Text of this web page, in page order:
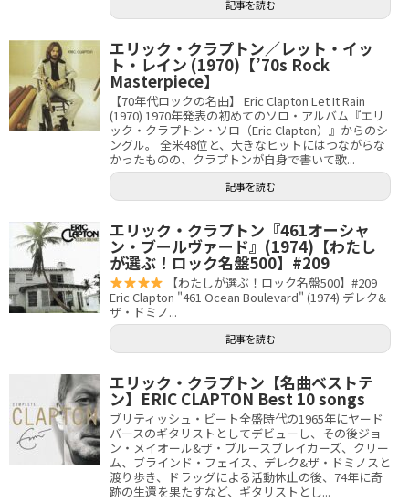
記事を読む
エリック・クラプトン／レット・イッ
ト・レイン (1970)【’70s Rock
Masterpiece】
【70年代ロックの名曲】 Eric Clapton Let It Rain
(1970) 1970年発表の初めてのソロ・アルバム『エリ
ック・クラプトン・ソロ（Eric Clapton）』からのシ
ングル。 全米48位と、大きなヒットにはつながらな
かったものの、クラプトンが自身で書いて歌...
記事を読む
エリック・クラプトン『461オーシャ
ン・ブールヴァード』(1974)【わたし
が選ぶ！ロック名盤500】#209
【わたしが選ぶ！ロック名盤500】#209
Eric Clapton "461 Ocean Boulevard" (1974) デレク&
ザ・ドミノ...
記事を読む
エリック・クラプトン【名曲ベストテ
ン】ERIC CLAPTON Best 10 songs
ブリティッシュ・ビート全盛時代の1965年にヤード
バースのギタリストとしてデビューし、その後ジョ
ン・メイオール&ザ・ブルースブレイカーズ、クリー
ム、ブラインド・フェイス、デレク&ザ・ドミノスと
渡り歩き、ドラッグによる活動休止の後、74年に奇
跡の生還を果たすなど、ギタリストとし...